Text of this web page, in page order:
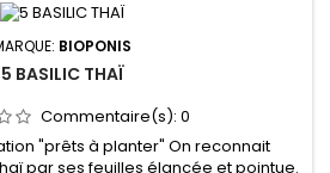
BIOPONIS
5 BASILIC THAÏ
Commentaire(s): 0
"prêts à planter" On reconnait
par ses feuilles élancée et pointue.